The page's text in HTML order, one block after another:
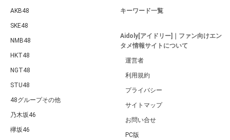
AKB48
SKE48
NMB48
HKT48
NGT48
STU48
48グループその他
乃木坂46
欅坂46
キーワード一覧
Aidoly[アイドリー]｜ファン向けエン
タメ情報サイトについて
運営者
利用規約
プライバシー
サイトマップ
お問い合せ
PC版